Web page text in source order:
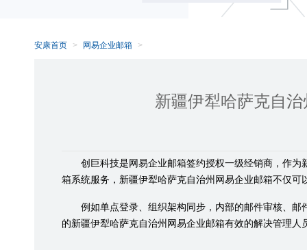
安康首页 网易企业邮箱
新疆伊犁哈萨克自
创巨科技是网易企业邮箱签约授权一级经销商，作
箱系统服务，新疆伊犁哈萨克自治州网易企业邮箱不仅
例如单点登录、组织架构同步，内部的邮件审核、
的新疆伊犁哈萨克自治州网易企业邮箱有效的解决管理